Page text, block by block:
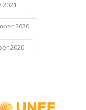
2021
2020
2020